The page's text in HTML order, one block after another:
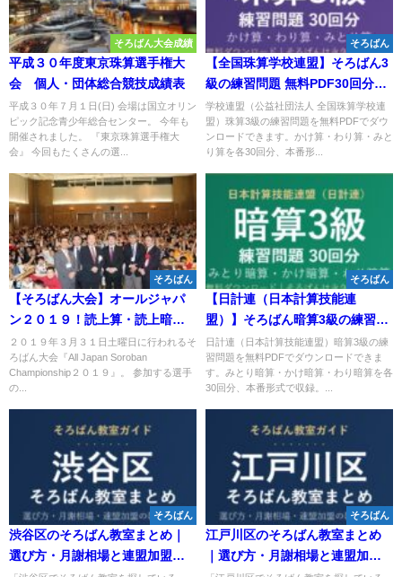
そろばん大会成績
平成３０年度東京珠算選手権大
会 個人・団体総合競技成績表
平成３０年７月１日(日) 会場は国立オリン
ピック記念青少年総合センター。 今年も
開催されました。 『東京珠算選手権大
会』 今回もたくさんの選...
そろばん
【全国珠算学校連盟】そろばん3
級の練習問題 無料PDF30回分｜
検定対策🌸
学校連盟（公益社団法人 全国珠算学校連
盟）珠算3級の練習問題を無料PDFでダウ
ンロードできます。かけ算・わり算・みと
り算を各30回分、本番形...
そろばん
【そろばん大会】オールジャパ
ン２０１９！読上算・読上暗算
練習動画
２０１９年３月３１日土曜日に行われるそ
ろばん大会『All Japan Soroban
Championship２０１９』。 参加する選手
の...
そろばん
【日計連（日本計算技能連
盟）】そろばん暗算3級の練習問
題 無料PDF30回分｜検定対策・
みとり/かけ/わり暗算🌸
日計連（日本計算技能連盟）暗算3級の練
習問題を無料PDFでダウンロードできま
す。みとり暗算・かけ暗算・わり暗算を各
30回分、本番形式で収録。...
そろばん
渋谷区のそろばん教室まとめ｜
選び方・月謝相場と連盟加盟の
そろばん
江戸川区のそろばん教室まとめ
｜選び方・月謝相場と連盟加盟